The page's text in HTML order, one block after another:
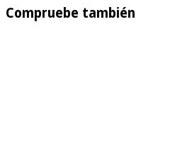
Compruebe también